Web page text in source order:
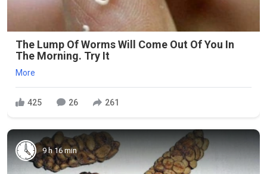
The Lump Of Worms Will Come Out Of You In
The Morning. Try It
More
425 26 261
9 h 16 min